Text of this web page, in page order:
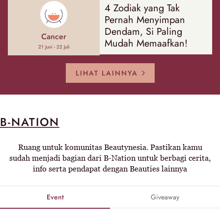
Cancer
21 Juni - 22 Juli
4 Zodiak yang Tak
Pernah Menyimpan
Dendam, Si Paling
Mudah Memaafkan!
LIHAT LAINNYA
B-NATION
Ruang untuk komunitas Beautynesia. Pastikan kamu
sudah menjadi bagian dari B-Nation untuk berbagi cerita,
info serta pendapat dengan Beauties lainnya
Event Giveaway